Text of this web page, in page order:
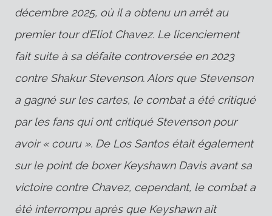
décembre 2025, où il a obtenu un arrêt au
premier tour d’Eliot Chavez. Le licenciement
fait suite à sa défaite controversée en 2023
contre Shakur Stevenson. Alors que Stevenson
a gagné sur les cartes, le combat a été critiqué
par les fans qui ont critiqué Stevenson pour
avoir « couru ». De Los Santos était également
sur le point de boxer Keyshawn Davis avant sa
victoire contre Chavez, cependant, le combat a
été interrompu après que Keyshawn ait